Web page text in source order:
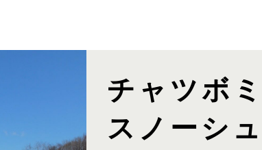
チャツボ
スノーシ